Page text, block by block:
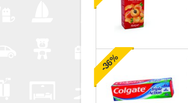
-36%